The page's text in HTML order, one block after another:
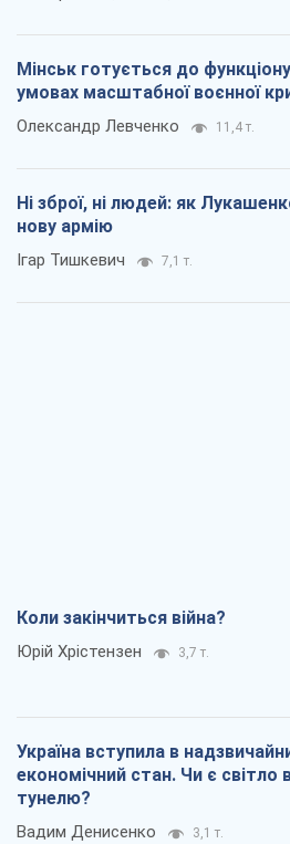
Мінськ готується до
умовах масштабної воєнної
Олександр Левченко 11,4 т.
Ні зброї, ні людей: як
нову армію
Ігар Тишкевич 7,1 т.
Коли закінчиться війна?
Юрій Хрістензен 3,7 т.
Україна вступила в
економічний стан. Чи є світло
тунелю?
Вадим Денисенко 3,1 т.